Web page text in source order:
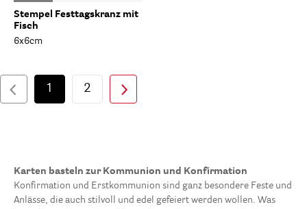
Stempel Festtagskranz mit
Fisch
6x6cm
1 2
Karten basteln zur Kommunion und Konfirmation
Konfirmation und Erstkommunion sind ganz besondere Feste und
Anlässe, die auch stilvoll und edel gefeiert werden wollen. Was